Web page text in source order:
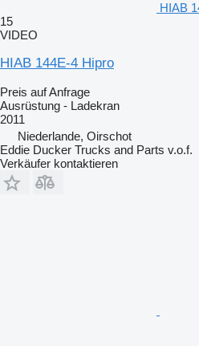
HIAB
15
VIDEO
HIAB 144E-4 Hipro
Preis auf Anfrage
Ausrüstung - Ladekran
2011
Niederlande, Oirschot
Eddie Ducker Trucks and Parts v.o.f.
Verkäufer kontaktieren